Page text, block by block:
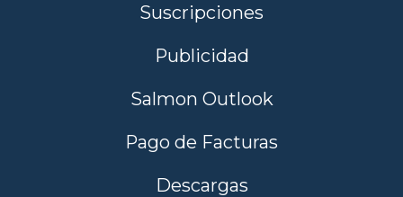
Suscripciones
Publicidad
Salmon Outlook
Pago de Facturas
Descargas